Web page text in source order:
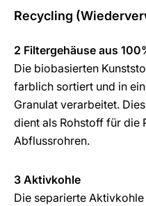
Recycling
2 Filtergehäuse aus
Die biobasierten
farblich sortiert und in
Granulat verarbeitet.
dient als Rohstoff für die
Abflussrohren.
3 Aktivkohle
Die separierte